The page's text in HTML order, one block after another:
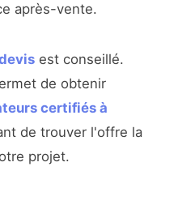
après-vente.
est conseillé.
de obtenir
certifiés à
de trouver l'offre la
projet.